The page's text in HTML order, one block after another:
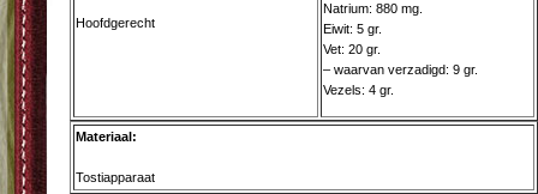
Hoofdgerecht
Natrium: 880 mg.
Eiwit: 5 gr.
Vet: 20 gr.
– waarvan verzadigd: 9 gr.
Vezels: 4 gr.
Materiaal:
Tostiapparaat